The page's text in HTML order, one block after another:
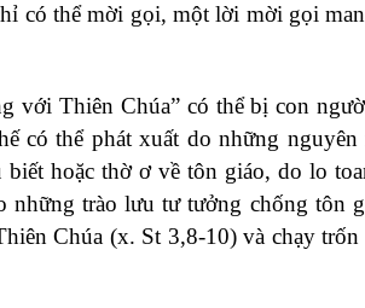
có thể mời gọi, một lời mời gọi
với Thiên Chúa” có thể bị con
có thể phát xuất do những nguyên
hoặc thờ ơ về tôn giáo, do lo
những trào lưu tư tưởng chống tôn
Chúa (x. St 3,8-10) và chạy